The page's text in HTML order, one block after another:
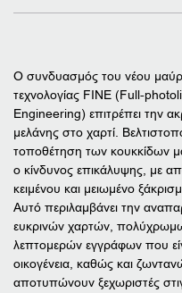
Ο συνδυασμός του νέου
τεχνολογίας FINE (Full-
Engineering) επιτρέπει την
μελάνης στο χαρτί.
τοποθέτηση των κουκκίδων
ο κίνδυνος επικάλυψης, με
κειμένου και μειωμένο
Αυτό περιλαμβάνει την
ευκρινών χαρτών,
λεπτομερών εγγράφων που
οικογένεια, καθώς και
αποτυπώνουν ξεχωριστές